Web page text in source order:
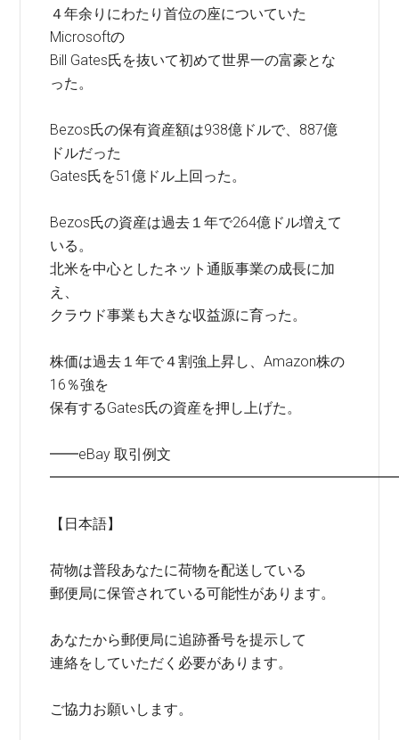
４年余りにわたり首位の座についていた
Microsoftの
Bill Gates氏を抜いて初めて世界一の富豪とな
った。
Bezos氏の保有資産額は938億ドルで、887億
ドルだった
Gates氏を51億ドル上回った。
Bezos氏の資産は過去１年で264億ドル増えて
いる。
北米を中心としたネット通販事業の成長に加
え、
クラウド事業も大きな収益源に育った。
株価は過去１年で４割強上昇し、Amazon株の
16％強を
保有するGates氏の資産を押し上げた。
━━eBay 取引例文
【日本語】
荷物は普段あなたに荷物を配送している
郵便局に保管されている可能性があります。
あなたから郵便局に追跡番号を提示して
連絡をしていただく必要があります。
ご協力お願いします。